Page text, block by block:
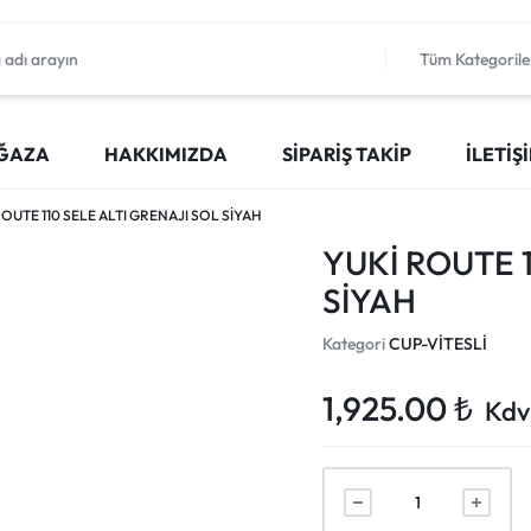
Tüm
HAKKIMIZDA SIPARIŞ TAKIP
110 SELE ALTI GRENAJI SOL SİYAH
YUKİ ROUTE
SİYAH
KategoriCUP-VİTESLİ
1,925.00₺